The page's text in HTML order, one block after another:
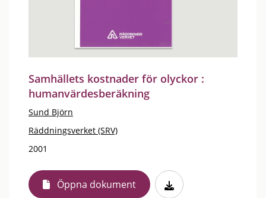
Samhällets kostnader för olyckor :
humanvärdesberäkning
Sund Björn
Räddningsverket (SRV)
2001
Öppna dokument